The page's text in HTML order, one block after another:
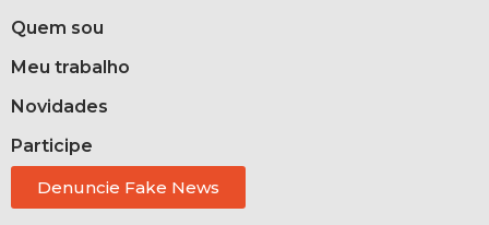
Quem sou
Meu trabalho
Novidades
Participe
Denuncie Fake News